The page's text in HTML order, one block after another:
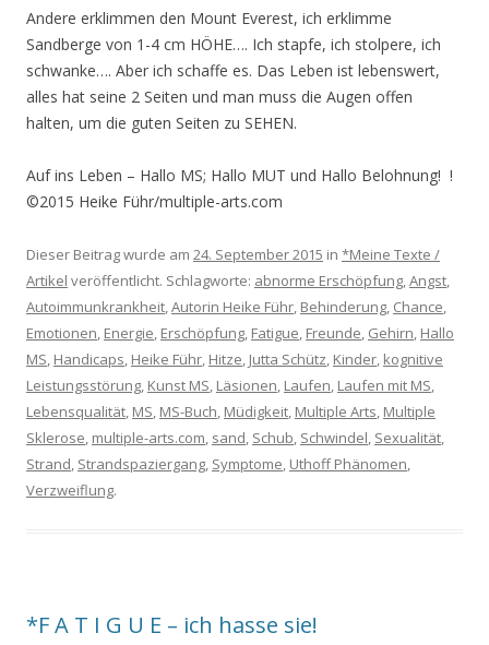
Andere erklimmen den Mount Everest, ich erklimme
Sandberge von 1-4 cm HÖHE…. Ich stapfe, ich stolpere, ich
schwanke…. Aber ich schaffe es. Das Leben ist lebenswert,
alles hat seine 2 Seiten und man muss die Augen offen
halten, um die guten Seiten zu SEHEN.
Auf ins Leben – Hallo MS; Hallo MUT und Hallo Belohnung! !
©2015 Heike Führ/multiple-arts.com
Dieser Beitrag wurde am 24. September 2015 in *Meine Texte /
Artikel veröffentlicht. Schlagworte: abnorme Erschöpfung,Angst,
Autoimmunkrankheit,Autorin Heike Führ, Behinderung, Chance,
Emotionen, Energie, Erschöpfung, Fatigue, Freunde, Gehirn, Hallo
MS, Handicaps, Heike Führ, Hitze, Jutta Schütz, Kinder, kognitive
Leistungsstörung, Kunst MS, Läsionen, Laufen, Laufen mit MS,
Lebensqualität, MS, MS-Buch, Müdigkeit, Multiple Arts, Multiple
Sklerose, multiple-arts.com, sand, Schub, Schwindel, Sexualität,
Strand, Strandspaziergang, Symptome, Uthoff Phänomen,
Verzweiflung.
*F A T I G U E – ich hasse sie!